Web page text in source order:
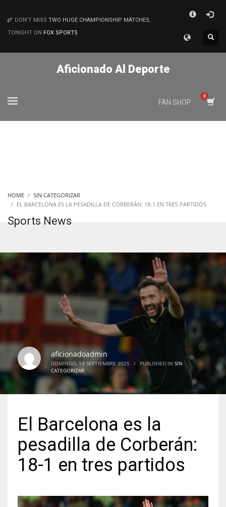
MATCHES
DON'T MISS TWO HUGE CHAMPIONSHIP MATCHES,
TONIGHT ON FOX SPORTS
Aficionado Al Deporte
FAN SHOP
HOME
SIN CATEGORIZAR
EL BARCELONA ES LA PESADILLA DE CORBERÁN: 18-1 EN TRES PARTIDOS
Sports News
aficionadoadmin
DOMINGO, 14 SEPTIEMBRE 2025 / PUBLISHED IN SIN
CATEGORIZAR
El Barcelona es la
pesadilla de Corberán:
18-1 en tres partidos